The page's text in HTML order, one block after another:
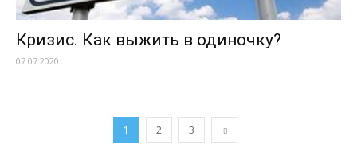
Кризис. Как выжить в одиночку?
07.07.2020
1 2 3